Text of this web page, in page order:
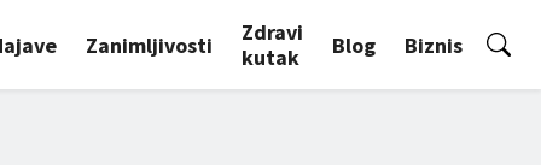
Zanimljivosti
Zdravi
kutak
Blog Biznis